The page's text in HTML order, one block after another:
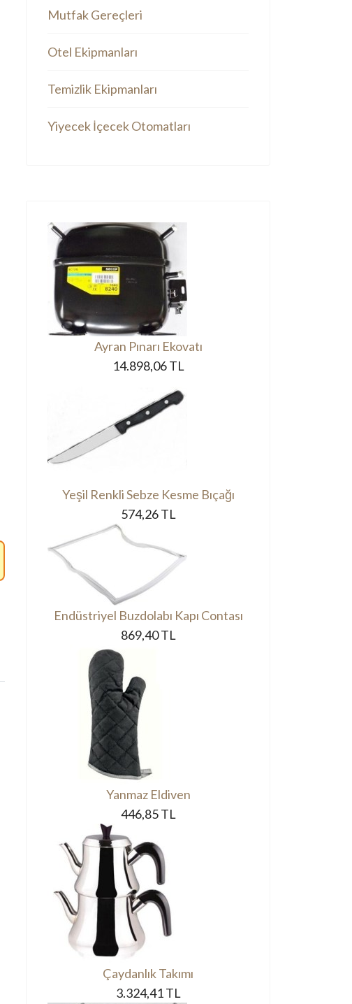
Mutfak Gereçleri
Otel Ekipmanları
Temizlik Ekipmanları
Yiyecek İçecek Otomatları
Ayran Pınarı Ekovatı
14.898,06 TL
Yeşil Renkli Sebze Kesme Bıçağı
574,26 TL
Endüstriyel Buzdolabı Kapı Contası
869,40 TL
Yanmaz Eldiven
446,85 TL
Çaydanlık Takımı
3.324,41 TL